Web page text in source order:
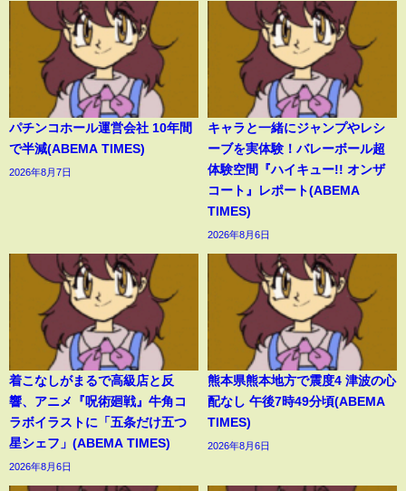
パチンコホール運営会社 10年間
で半減(ABEMA TIMES)
2026年8月7日
キャラと一緒にジャンプやレシ
ーブを実体験！バレーボール超
体験空間『ハイキュー!! オンザ
コート』レポート(ABEMA
TIMES)
2026年8月6日
着こなしがまるで高級店と反
響、アニメ『呪術廻戦』牛角コ
ラボイラストに「五条だけ五つ
星シェフ」(ABEMA TIMES)
2026年8月6日
熊本県熊本地方で震度4 津波の心
配なし 午後7時49分頃(ABEMA
TIMES)
2026年8月6日